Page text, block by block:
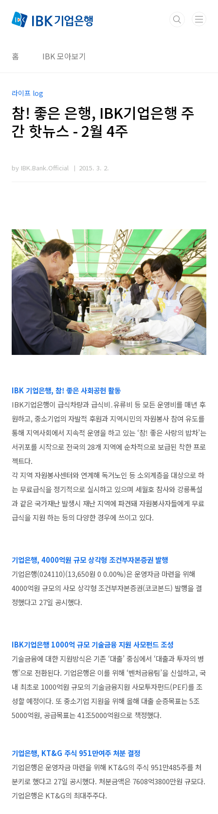
홈 IBK 모아보기
라이프 log
참! 좋은 은행, IBK기업은행 주
간 핫뉴스 - 2월 4주
by IBK.Bank.Official 2015. 3. 2.
IBK 기업은행, 참! 좋은 사회공헌 활동
IBK기업은행이 급식차량과 급식비․유류비 등 모든 운영비를 매년 후
원하고, 중소기업의 자발적 후원과 지역시민의 자원봉사 참여 유도를
통해 지역사회에서 지속적 운영을 하고 있는 ‘참! 좋은 사랑의 밥차’는
서귀포를 시작으로 전국의 28개 지역에 순차적으로 보급된 착한 프로
젝트다.
각 지역 자원봉사센터와 연계해 독거노인 등 소외계층을 대상으로 하
는 무료급식을 정기적으로 실시하고 있으며 세월호 참사와 강릉폭설
과 같은 국가재난 발생시 재난 지역에 파견돼 자원봉사자들에게 무료
급식을 지원 하는 등의 다양한 경우에 쓰이고 있다.
기업은행, 4000억원 규모 상각형 조건부자본증권 발행
기업은행(024110)(13,650원 0 0.00%)은 운영자금 마련을 위해
4000억원 규모의 사모 상각형 조건부자본증권(코코본드) 발행을 결
정했다고 27일 공시했다.
IBK기업은행 1000억 규모 기술금융 지원 사모펀드 조성
기술금융에 대한 지원방식은 기존 ‘대출’ 중심에서 ‘대출과 투자의 병
행’으로 전환된다. 기업은행은 이를 위해 ‘벤처금융팀’을 신설하고, 국
내 최초로 1000억원 규모의 기술금융지원 사모투자펀드(PEF)를 조
성할 예정이다. 또 중소기업 지원을 위해 올해 대출 순증목표는 5조
5000억원, 공급목표는 41조5000억원으로 책정했다.
기업은행, KT&G 주식 951만여주 처분 결정
기업은행은 운영자금 마련을 위해 KT&G의 주식 951만485주를 처
분키로 했다고 27일 공시했다. 처분금액은 7608억3800만원 규모다.
기업은행은 KT&G의 최대주주다.